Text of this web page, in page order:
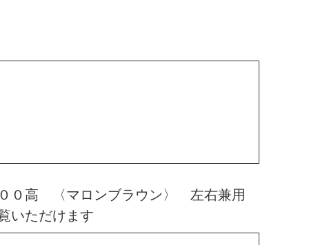
０高 〈マロンブラウン〉 左右兼用
いただけます